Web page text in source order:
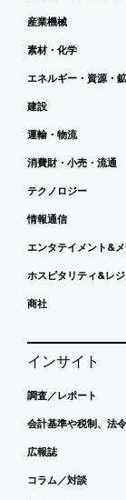
産業機械
素材・化学
エネルギー・資源・
建設
運輸・物流
消費財・小売・流通
テクノロジー
情報通信
エンタテイメント&
ホスピタリティ&レ
商社
インサイト
調査／レポート
会計基準や税制、法
広報誌
コラム／対談